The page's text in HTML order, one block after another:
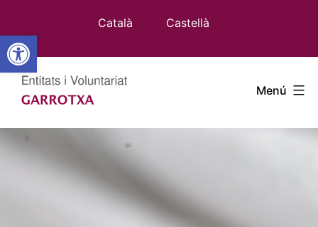
Obre la barra d'eines
al
contingut
Català Castellà
Menú